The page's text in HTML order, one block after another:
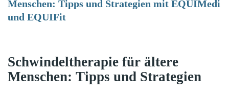
Menschen: Tipps und Strategien mit EQUIMedi
und EQUIFit
Schwindeltherapie für ältere
Menschen: Tipps und Strategien